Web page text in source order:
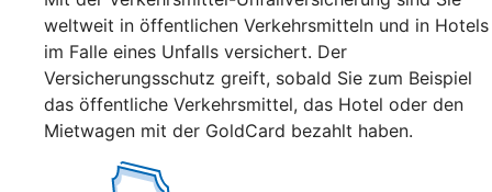
weltweit in öffentlichen Verkehrsmitteln und in Hotels
im Falle eines Unfalls versichert. Der
Versicherungsschutz greift, sobald Sie zum Beispiel
das öffentliche Verkehrsmittel, das Hotel oder den
Mietwagen mit der GoldCard bezahlt haben.